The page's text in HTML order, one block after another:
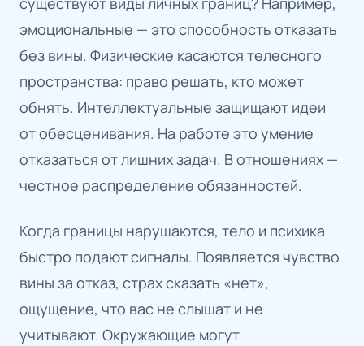
эмоциональные — это способность отказать
без вины. Физические касаются телесного
пространства: право решать, кто может
обнять. Интеллектуальные защищают идеи
от обесценивания. На работе это умение
отказаться от лишних задач. В отношениях —
честное распределение обязанностей.
Когда границы нарушаются, тело и психика
быстро подают сигналы. Появляется чувство
вины за отказ, страх сказать «нет»,
ощущение, что вас не слышат и не
учитывают. Окружающие могут